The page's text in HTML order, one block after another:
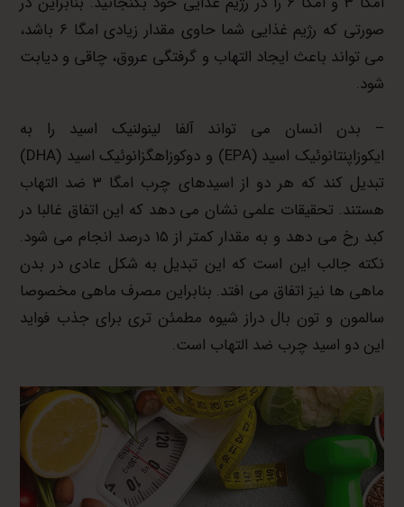
صورتی که رژیم غذایی شما حاوی مقدار زیادی امگا ۶ باشد،
می تواند باعث ایجاد التهاب و گرفتگی عروق، چاقی و دیابت
شود.
– بدن انسان می تواند آلفا لینولنیک اسید را به
ایکوزاپنتانوئیک اسید (EPA) و دوکوزاهگزانوئیک اسید (DHA)
تبدیل کند که هر دو از اسیدهای چرب امگا ۳ ضد التهاب
هستند. تحقیقات علمی نشان می دهد که این اتفاق غالبا در
کبد رخ می دهد و به مقدار کمتر از ۱۵ درصد انجام می شود.
نکته جالب این است که این تبدیل به شکل عادی در بدن
ماهی ها نیز اتفاق می افتد. بنابراین مصرف ماهی مخصوصا
سالمون و تون بال دراز شیوه مطمئن تری برای جذب فواید
این دو اسید چرب ضد التهاب است.